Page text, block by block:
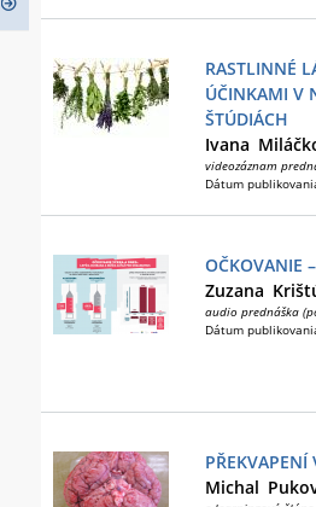
RASTLINNÉ
ÚČINKAMI V
ŠTÚDIÁCH
Ivana
videozáznam
Dátum
OČKOVANIE
Zuzana
audio prednáška
Dátum
PŘEKVAPENÍ
Michal